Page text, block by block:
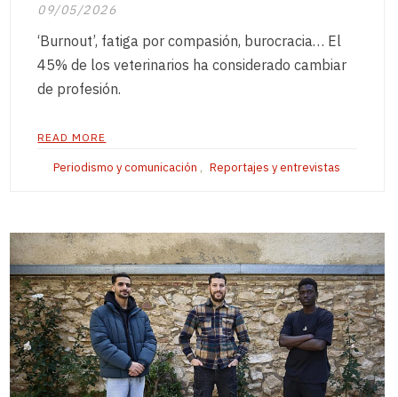
09/05/2026
‘Burnout’, fatiga por compasión, burocracia… El
45% de los veterinarios ha considerado cambiar
de profesión.
READ MORE
Periodismo y comunicación , Reportajes y entrevistas